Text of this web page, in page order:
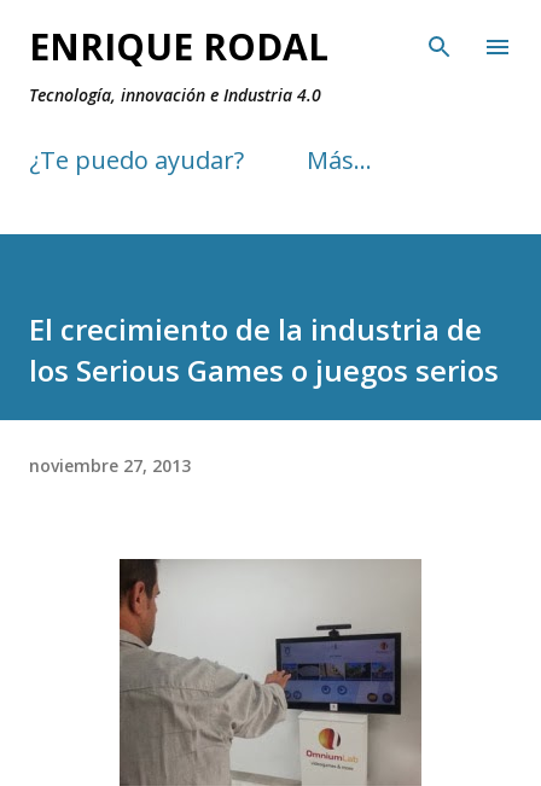
Ir al contenido principal
ENRIQUE RODAL
Tecnología, innovación e Industria 4.0
¿Te puedo ayudar? Más…
El crecimiento de la industria de
los Serious Games o juegos serios
noviembre 27, 2013